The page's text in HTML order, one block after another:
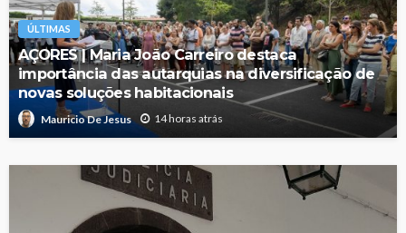
ÚLTIMAS
AÇORES | Maria João Carreiro destaca
importância das autarquias na diversificação de
novas soluções habitacionais
Mauricio De Jesus 14 horas atrás